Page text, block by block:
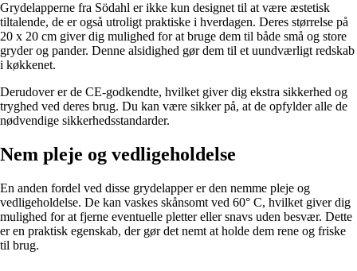
Grydelapperne fra Södahl er ikke kun designet til at være æstetisk
tiltalende, de er også utroligt praktiske i hverdagen. Deres størrelse på
20 x 20 cm giver dig mulighed for at bruge dem til både små og store
gryder og pander. Denne alsidighed gør dem til et uundværligt redskab
i køkkenet.
Derudover er de CE-godkendte, hvilket giver dig ekstra sikkerhed og
tryghed ved deres brug. Du kan være sikker på, at de opfylder alle de
nødvendige sikkerhedsstandarder.
Nem pleje og vedligeholdelse
En anden fordel ved disse grydelapper er den nemme pleje og
vedligeholdelse. De kan vaskes skånsomt ved 60° C, hvilket giver dig
mulighed for at fjerne eventuelle pletter eller snavs uden besvær. Dette
er en praktisk egenskab, der gør det nemt at holde dem rene og friske
til brug.